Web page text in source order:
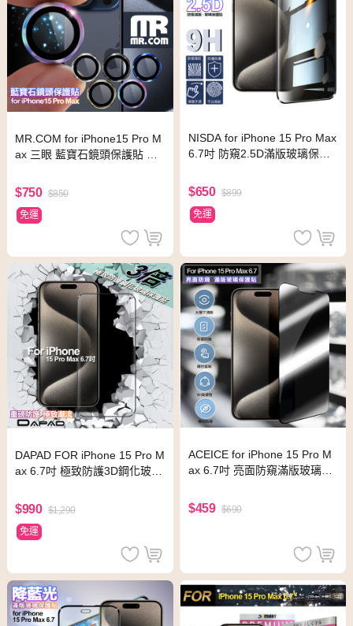
MR.COM for iPhone15 Pro M
ax 三眼 藍寶石鏡頭保護貼 石
$750 $850
免運
NISDA for iPhone 15 Pro Max
6.7吋 防窺2.5D滿版玻璃保護
$650 $899
免運
DAPAD FOR iPhone 15 Pro M
ax 6.7吋 極致防護3D鋼化玻璃
$990 $1,290
免運
ACEICE for iPhone 15 Pro M
ax 6.7吋 亮面防窺滿版玻璃保
$459 $690